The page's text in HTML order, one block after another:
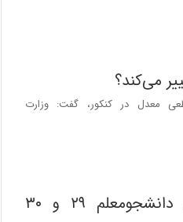
می‌کند؟
معدل در کنکور، گفت: وزارت
کنکور سراسری و آزمون پذیرش دانشجومعلم ۲۹ و ۳۰